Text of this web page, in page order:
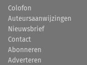
Colofon
Auteursaanwijzingen
Nieuwsbrief
Contact
Abonneren
Adverteren